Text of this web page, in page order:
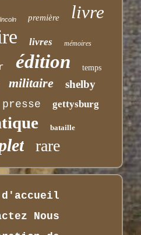
première livre
livres mémoires
édition temps
militaire shelby
presse gettysburg
bataille
rare
d'accueil
Nous